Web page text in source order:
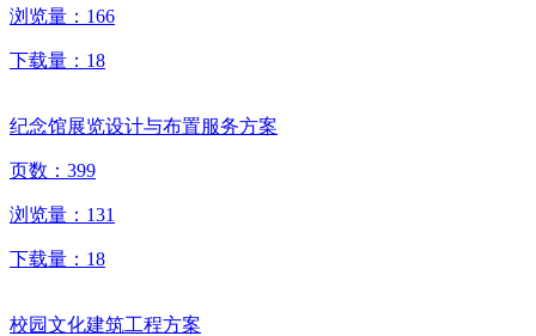
浏览量： 166
下载量： 18
纪念馆展览设计与布置服务方案
页数： 399
浏览量： 131
下载量： 18
校园文化建筑工程方案